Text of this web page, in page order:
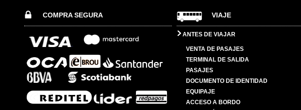
COMPRA SEGURA VIAJE
ANTES DE VIAJAR
VENTA DE PASAJES
TERMINAL DE SALIDA
PASAJES
DOCUMENTO DE IDENTIDAD
EQUIPAJE
ACCESO A BORDO